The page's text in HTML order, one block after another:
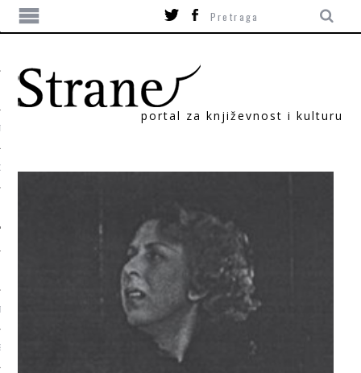
portal za književnost i kulturu